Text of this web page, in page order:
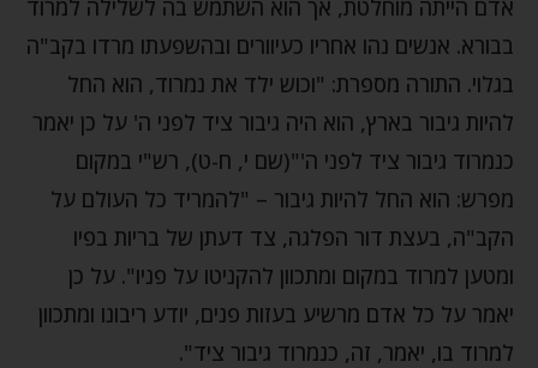
אדם הייתה מוחלטת, אך הוא השתמש בה לשלילה למרוד
בבורא. אנשים נהו אחריו כעיוורים ובהשפעתו מרדו בקב"ה
בגלוי. התורה מספרת: "וכוש ילד את נמרוד, הוא החל
להיות גיבור בארץ, הוא היה גיבור ציד לפני ה' על כן יאמר
כנמרוד גיבור ציד לפני ה'"(שם י, ח-ט), רש"י במקום
מפרש: הוא החל להיות גיבור – "להמריד כל העולם על
הקב"ה, בעצת דור הפלגה, צד דעתן של בריות בפיו
ומטען למרוד במקום ומתכוון להקניטו על פניו". על כן
יאמר על כל אדם מרשיע בעזות פנים, יודע ריבונו ומתכוון
למרוד בו, יאמר, זה, כנמרוד גיבור ציד".